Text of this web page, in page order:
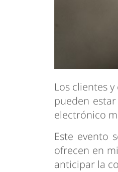
Los clientes
pueden
electrónico
Este evento
ofrecen en
anticipar la